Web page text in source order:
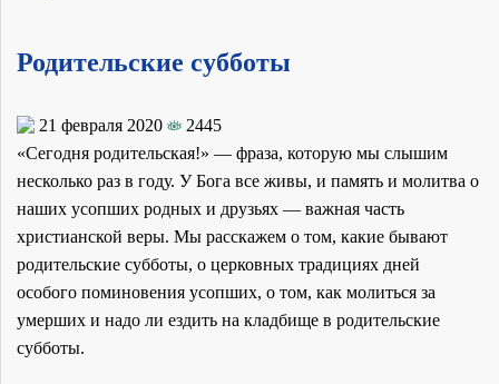
Родительские субботы
21 февраля 2020
2445
«Сегодня родительская!» — фраза, которую мы слышим
несколько раз в году. У Бога все живы, и память и молитва о
наших усопших родных и друзьях — важная часть
христианской веры. Мы расскажем о том, какие бывают
родительские субботы, о церковных традициях дней
особого поминовения усопших, о том, как молиться за
умерших и надо ли ездить на кладбище в родительские
субботы.